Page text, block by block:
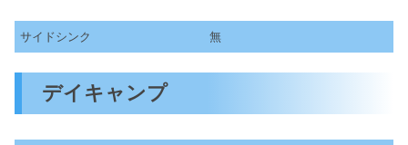
サイドシンク 無
デイキャンプ